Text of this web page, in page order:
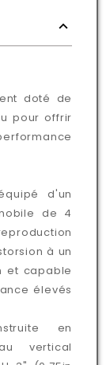
doté de
pour offrir
d'un
de 4
à un
et capable
élevés
en
vertical